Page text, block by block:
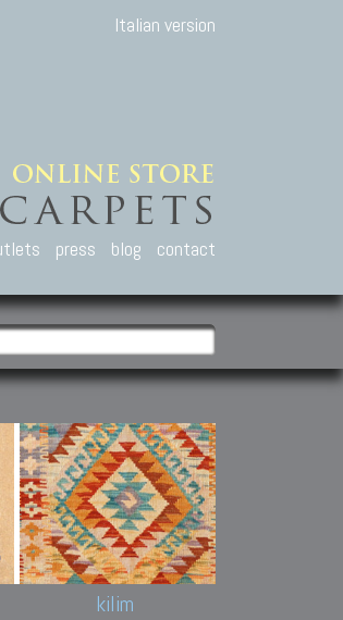
Italian version
press blog contact
Other Carpets
Antique Anatolian carpets.
Old and new Turkish rugs.
Antique Chinese carpets.
Turkmen, Khotan, Bukhara
carpets.
Other antique rugs
kilim